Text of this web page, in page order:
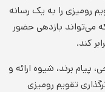
رومیزی را به یک رسانه
می‌تواند بازدهی حضور
کند.
برند، شیوه ارائه و
تقویم رومیزی